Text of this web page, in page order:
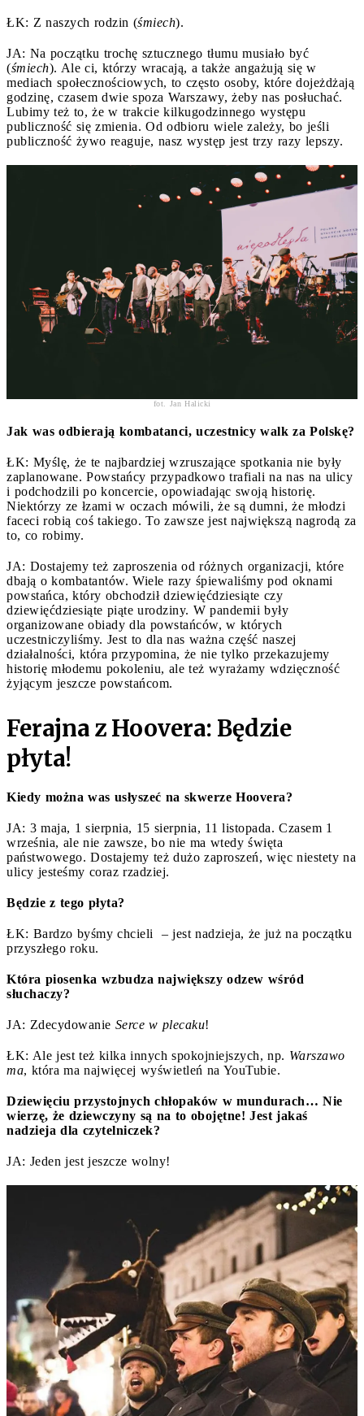
ŁK: Z naszych rodzin (śmiech).
JA: Na początku trochę sztucznego tłumu musiało być
(śmiech). Ale ci, którzy wracają, a także angażują się w
mediach społecznościowych, to często osoby, które dojeżdżają
godzinę, czasem dwie spoza Warszawy, żeby nas posłuchać.
Lubimy też to, że w trakcie kilkugodzinnego występu
publiczność się zmienia. Od odbioru wiele zależy, bo jeśli
publiczność żywo reaguje, nasz występ jest trzy razy lepszy.
fot. Jan Halicki
Jak was odbierają kombatanci, uczestnicy walk za Polskę?
ŁK: Myślę, że te najbardziej wzruszające spotkania nie były
zaplanowane. Powstańcy przypadkowo trafiali na nas na ulicy
i podchodzili po koncercie, opowiadając swoją historię.
Niektórzy ze łzami w oczach mówili, że są dumni, że młodzi
faceci robią coś takiego. To zawsze jest największą nagrodą za
to, co robimy.
JA: Dostajemy też zaproszenia od różnych organizacji, które
dbają o kombatantów. Wiele razy śpiewaliśmy pod oknami
powstańca, który obchodził dziewięćdziesiąte czy
dziewięćdziesiąte piąte urodziny. W pandemii były
organizowane obiady dla powstańców, w których
uczestniczyliśmy. Jest to dla nas ważna część naszej
działalności, która przypomina, że nie tylko przekazujemy
historię młodemu pokoleniu, ale też wyrażamy wdzięczność
żyjącym jeszcze powstańcom.
Ferajna z Hoovera: Będzie
płyta!
Kiedy można was usłyszeć na skwerze Hoovera?
JA: 3 maja, 1 sierpnia, 15 sierpnia, 11 listopada. Czasem 1
września, ale nie zawsze, bo nie ma wtedy święta
państwowego. Dostajemy też dużo zaproszeń, więc niestety na
ulicy jesteśmy coraz rzadziej.
Będzie z tego płyta?
ŁK: Bardzo byśmy chcieli – jest nadzieja, że już na początku
przyszłego roku.
Która piosenka wzbudza największy odzew wśród
słuchaczy?
JA: Zdecydowanie Serce w plecaku!
ŁK: Ale jest też kilka innych spokojniejszych, np. Warszawo
ma, która ma najwięcej wyświetleń na YouTubie.
Dziewięciu przystojnych chłopaków w mundurach… Nie
wierzę, że dziewczyny są na to obojętne! Jest jakaś
nadzieja dla czytelniczek?
JA: Jeden jest jeszcze wolny!